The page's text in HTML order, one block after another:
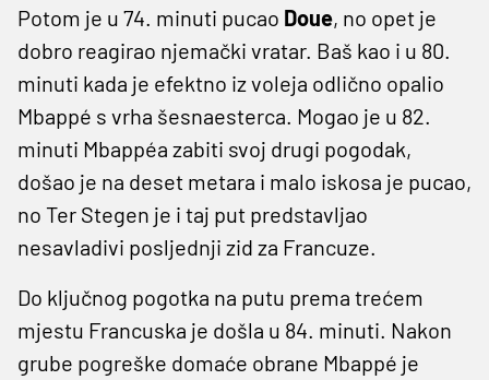
Potom je u 74. minuti pucao Doue, no opet je
dobro reagirao njemački vratar. Baš kao i u 80.
minuti kada je efektno iz voleja odlično opalio
Mbappé s vrha šesnaesterca. Mogao je u 82.
minuti Mbappéa zabiti svoj drugi pogodak,
došao je na deset metara i malo iskosa je pucao,
no Ter Stegen je i taj put predstavljao
nesavladivi posljednji zid za Francuze.
Do ključnog pogotka na putu prema trećem
mjestu Francuska je došla u 84. minuti. Nakon
grube pogreške domaće obrane Mbappé je